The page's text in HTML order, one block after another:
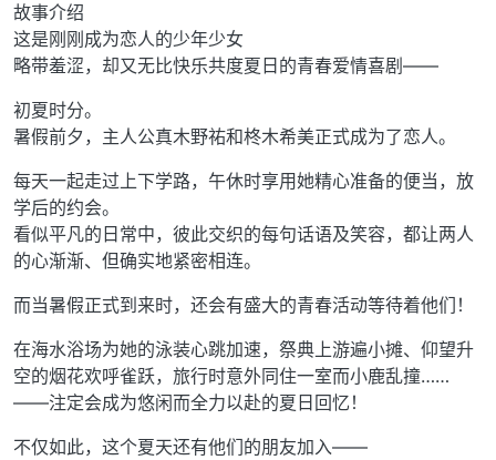
故事介绍
这是刚刚成为恋人的少年少女
略带羞涩，却又无比快乐共度夏日的青春爱情喜剧——
初夏时分。
暑假前夕，主人公真木野祐和柊木希美正式成为了恋人。
每天一起走过上下学路，午休时享用她精心准备的便当，放
学后的约会。
看似平凡的日常中，彼此交织的每句话语及笑容，都让两人
的心渐渐、但确实地紧密相连。
而当暑假正式到来时，还会有盛大的青春活动等待着他们！
在海水浴场为她的泳装心跳加速，祭典上游遍小摊、仰望升
空的烟花欢呼雀跃，旅行时意外同住一室而小鹿乱撞……
——注定会成为悠闲而全力以赴的夏日回忆！
不仅如此，这个夏天还有他们的朋友加入——